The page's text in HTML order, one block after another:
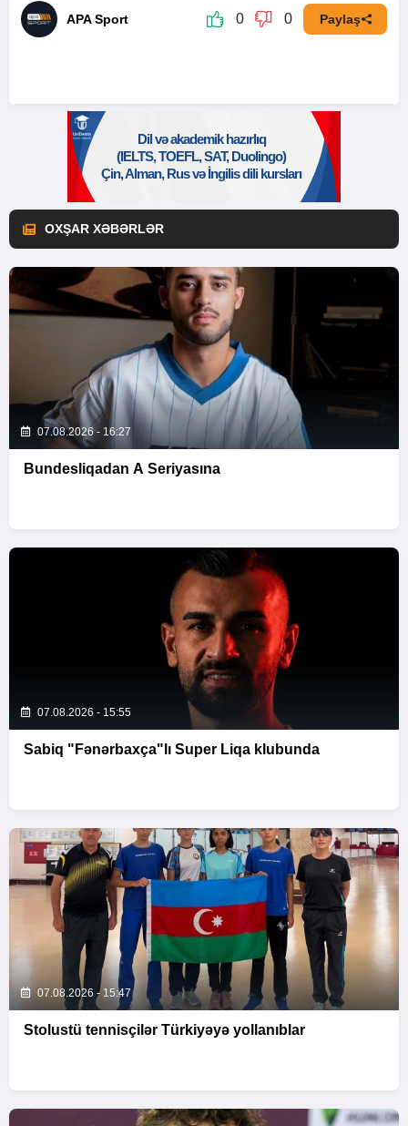
APA Sport 0 0 Paylaş
OXŞAR XƏBƏRLƏR
07.08.2026 - 16:27
Bundesliqadan A Seriyasına
07.08.2026 - 15:55
Sabiq "Fənərbaxça"lı Super Liqa klubunda
07.08.2026 - 15:47
Stolustü tennisçilər Türkiyəyə yollanıblar